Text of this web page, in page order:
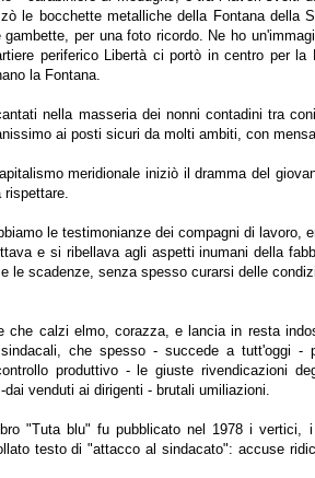
le bocchette metalliche della Fontana
gambette, per una foto ricordo. Ne ho
periferico Libertà ci portò in centro per
la Fontana.
nella masseria dei nonni contadini tra
ai posti sicuri da molti ambiti, con
meridionale iniziò il dramma del
le testimonianze dei compagni di
e si ribellava agli aspetti inumani della
le scadenze, senza spesso curarsi delle
che calzi elmo, corazza, e lancia in resta
che spesso - succede a tutt'oggi
produttivo - le giuste rivendicazioni
venduti ai dirigenti - brutali umiliazioni.
"Tuta blu" fu pubblicato nel 1978 i vertici,
testo di "attacco al sindacato": accuse